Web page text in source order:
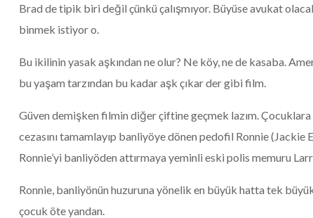
Brad de tipik biri değil çünkü çalışmıyor. Büyüse avukat
binmek istiyor o.
Bu ikilinin yasak aşkından ne olur? Ne köy, ne de kasaba.
bu yaşam tarzından bu kadar aşk çıkar der gibi film.
Güven demişken filmin diğer çiftine geçmek lazım.
cezasını tamamlayıp banliyöye dönen pedofil Ronnie
Ronnie’yi banliyöden attırmaya yeminli eski polis memuru
Ronnie, banliyönün huzuruna yönelik en büyük hatta tek
çocuk öte yandan.